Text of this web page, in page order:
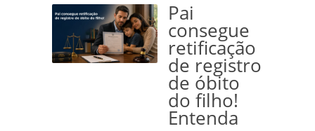
Pai
consegue
retificação
de registro
de óbito
do filho!
Entenda